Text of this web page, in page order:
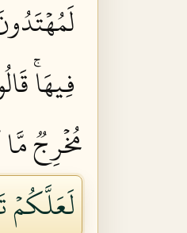
لَمُهۡتَدُونَ
فِيهَاۚ
مُخۡرِجٞ مَّا
لَعَلَّكُمۡ